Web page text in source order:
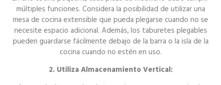
múltiples funciones. Considera la posibilidad de utilizar una
mesa de cocina extensible que pueda plegarse cuando no se
necesite espacio adicional. Además, los taburetes plegables
pueden guardarse fácilmente debajo de la barra o la isla de la
cocina cuando no estén en uso.
2. Utiliza Almacenamiento Vertical: